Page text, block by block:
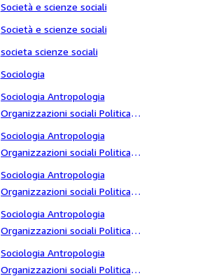
Società e scienze sociali
Società e scienze sociali
societa scienze sociali
Sociologia
Sociologia Antropologia
Organizzazioni sociali Politica
Massoneria Sette abusi della
Sociologia Antropologia
Organizzazioni sociali Politica
Massoneria Sette Adolescente
Sociologia Antropologia
Organizzazioni sociali Politica
Massoneria Sette adolescenti
Sociologia Antropologia
Organizzazioni sociali Politica
Massoneria Sette Agricoltura
Sociologia Antropologia
Organizzazioni sociali Politica